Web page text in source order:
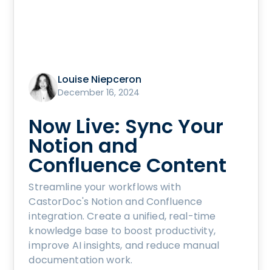
Louise Niepceron
December 16, 2024
Now Live: Sync Your
Notion and
Confluence Content
Streamline your workflows with
CastorDoc's Notion and Confluence
integration. Create a unified, real-time
knowledge base to boost productivity,
improve AI insights, and reduce manual
documentation work.